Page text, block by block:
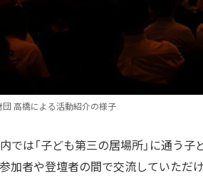
団 高橋による活動紹介の様子
では「子ども第三の居場所」に通う
加者や登壇者の間で交流していただ